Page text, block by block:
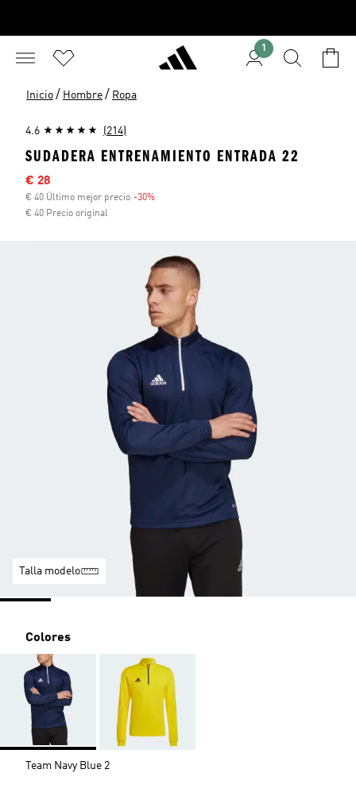
1
Inicio / Hombre / Ropa
4.6 (214)
SUDADERA ENTRENAMIENTO ENTRADA 22
Precio rebajado
€ 28
€ 40 Último mejor precio -30%
€ 40 Precio original
Talla modelo
Colores
Team Navy Blue 2